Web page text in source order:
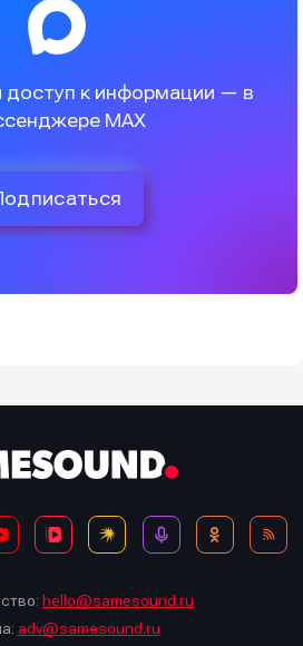
доступ к информации — в
MAX
hello@samesound.ru
adv@samesound.ru